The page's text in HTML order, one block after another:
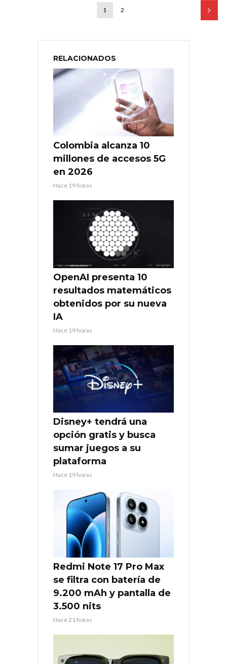
1 2
RELACIONADOS
Colombia alcanza 10
millones de accesos 5G
en 2026
Hace 19 horas
OpenAI presenta 10
resultados matemáticos
obtenidos por su nueva
IA
Hace 19 horas
Disney+ tendrá una
opción gratis y busca
sumar juegos a su
plataforma
Hace 19 horas
Redmi Note 17 Pro Max
se filtra con batería de
9.200 mAh y pantalla de
3.500 nits
Hace 21 horas